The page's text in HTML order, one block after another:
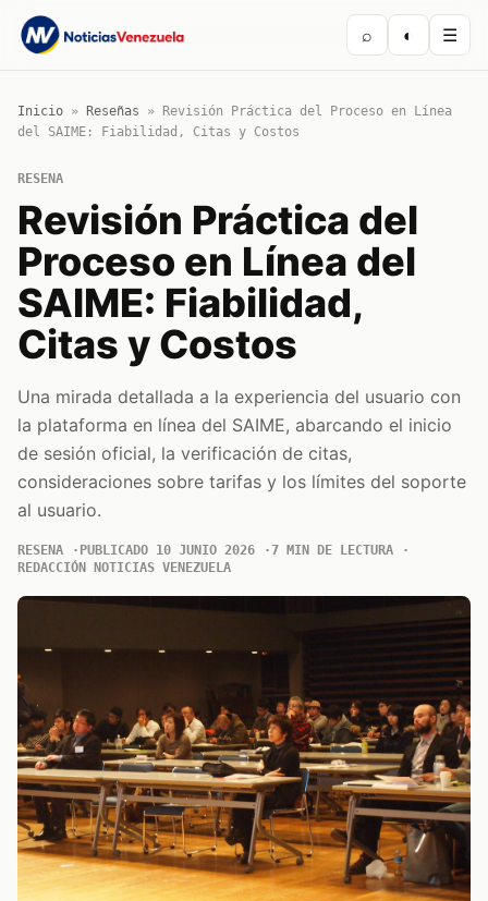
⌕ ◐ ☰
Inicio » Reseñas »
Revisión Práctica del Proceso en Línea
del SAIME: Fiabilidad, Citas y Costos
RESENA
Revisión Práctica del
Proceso en Línea del
SAIME: Fiabilidad,
Citas y Costos
Una mirada detallada a la experiencia del usuario con
la plataforma en línea del SAIME, abarcando el inicio
de sesión oficial, la verificación de citas,
consideraciones sobre tarifas y los límites del soporte
al usuario.
RESENA PUBLICADO 10 JUNIO 2026
7 MIN DE LECTURA
REDACCIÓN NOTICIAS VENEZUELA